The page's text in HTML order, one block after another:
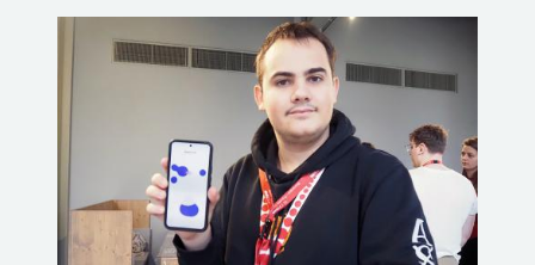
supérieures (VES)
Validation des acquis
professionnels et personnels
(VAPP)
Infos pratiques